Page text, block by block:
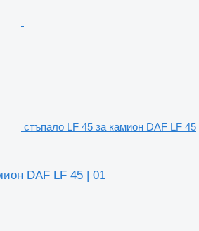
стъпало LF 45 за камион DAF LF 45
DAF LF 45 | 01